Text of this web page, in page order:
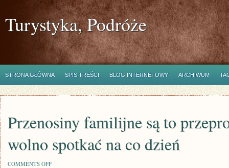
Turystyka, Podróże
STRONA GŁÓWNA SPIS TREŚCI BLOG INTERNETOWY ARCHIWUM
Przenosiny familijne są to
wolno spotkać na co dzień
COMMENTS OFFON